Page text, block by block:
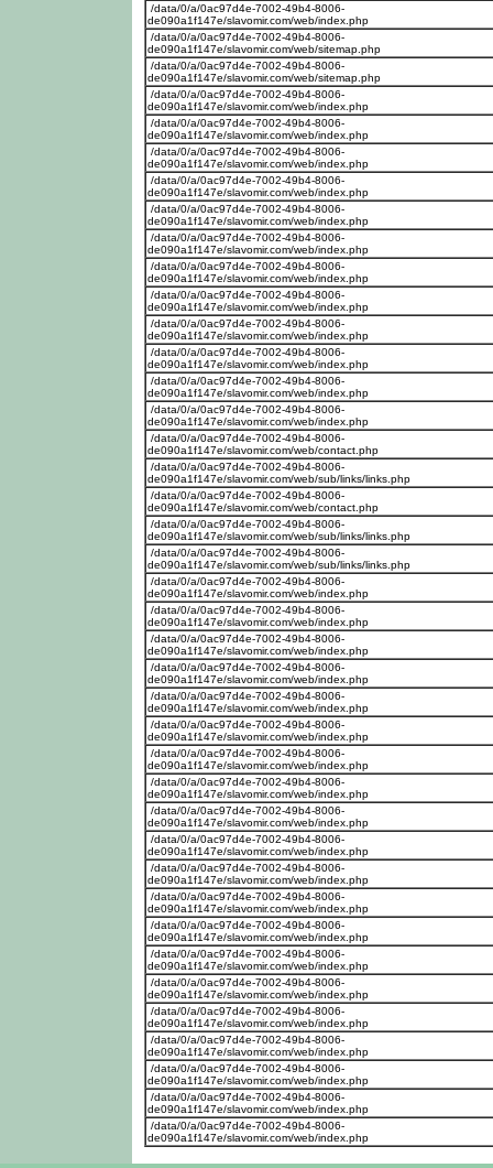
/data/0/a/0ac97d4e-7002-49b4-8006-
de090a1f147e/slavomir.com/web/index.php
/data/0/a/0ac97d4e-7002-49b4-8006-
de090a1f147e/slavomir.com/web/sitemap.php
/data/0/a/0ac97d4e-7002-49b4-8006-
de090a1f147e/slavomir.com/web/sitemap.php
/data/0/a/0ac97d4e-7002-49b4-8006-
de090a1f147e/slavomir.com/web/index.php
/data/0/a/0ac97d4e-7002-49b4-8006-
de090a1f147e/slavomir.com/web/index.php
/data/0/a/0ac97d4e-7002-49b4-8006-
de090a1f147e/slavomir.com/web/index.php
/data/0/a/0ac97d4e-7002-49b4-8006-
de090a1f147e/slavomir.com/web/index.php
/data/0/a/0ac97d4e-7002-49b4-8006-
de090a1f147e/slavomir.com/web/index.php
/data/0/a/0ac97d4e-7002-49b4-8006-
de090a1f147e/slavomir.com/web/index.php
/data/0/a/0ac97d4e-7002-49b4-8006-
de090a1f147e/slavomir.com/web/index.php
/data/0/a/0ac97d4e-7002-49b4-8006-
de090a1f147e/slavomir.com/web/index.php
/data/0/a/0ac97d4e-7002-49b4-8006-
de090a1f147e/slavomir.com/web/index.php
/data/0/a/0ac97d4e-7002-49b4-8006-
de090a1f147e/slavomir.com/web/index.php
/data/0/a/0ac97d4e-7002-49b4-8006-
de090a1f147e/slavomir.com/web/index.php
/data/0/a/0ac97d4e-7002-49b4-8006-
de090a1f147e/slavomir.com/web/index.php
/data/0/a/0ac97d4e-7002-49b4-8006-
de090a1f147e/slavomir.com/web/contact.php
/data/0/a/0ac97d4e-7002-49b4-8006-
de090a1f147e/slavomir.com/web/sub/links/links.php
/data/0/a/0ac97d4e-7002-49b4-8006-
de090a1f147e/slavomir.com/web/contact.php
/data/0/a/0ac97d4e-7002-49b4-8006-
de090a1f147e/slavomir.com/web/sub/links/links.php
/data/0/a/0ac97d4e-7002-49b4-8006-
de090a1f147e/slavomir.com/web/sub/links/links.php
/data/0/a/0ac97d4e-7002-49b4-8006-
de090a1f147e/slavomir.com/web/index.php
/data/0/a/0ac97d4e-7002-49b4-8006-
de090a1f147e/slavomir.com/web/index.php
/data/0/a/0ac97d4e-7002-49b4-8006-
de090a1f147e/slavomir.com/web/index.php
/data/0/a/0ac97d4e-7002-49b4-8006-
de090a1f147e/slavomir.com/web/index.php
/data/0/a/0ac97d4e-7002-49b4-8006-
de090a1f147e/slavomir.com/web/index.php
/data/0/a/0ac97d4e-7002-49b4-8006-
de090a1f147e/slavomir.com/web/index.php
/data/0/a/0ac97d4e-7002-49b4-8006-
de090a1f147e/slavomir.com/web/index.php
/data/0/a/0ac97d4e-7002-49b4-8006-
de090a1f147e/slavomir.com/web/index.php
/data/0/a/0ac97d4e-7002-49b4-8006-
de090a1f147e/slavomir.com/web/index.php
/data/0/a/0ac97d4e-7002-49b4-8006-
de090a1f147e/slavomir.com/web/index.php
/data/0/a/0ac97d4e-7002-49b4-8006-
de090a1f147e/slavomir.com/web/index.php
/data/0/a/0ac97d4e-7002-49b4-8006-
de090a1f147e/slavomir.com/web/index.php
/data/0/a/0ac97d4e-7002-49b4-8006-
de090a1f147e/slavomir.com/web/index.php
/data/0/a/0ac97d4e-7002-49b4-8006-
de090a1f147e/slavomir.com/web/index.php
/data/0/a/0ac97d4e-7002-49b4-8006-
de090a1f147e/slavomir.com/web/index.php
/data/0/a/0ac97d4e-7002-49b4-8006-
de090a1f147e/slavomir.com/web/index.php
/data/0/a/0ac97d4e-7002-49b4-8006-
de090a1f147e/slavomir.com/web/index.php
/data/0/a/0ac97d4e-7002-49b4-8006-
de090a1f147e/slavomir.com/web/index.php
/data/0/a/0ac97d4e-7002-49b4-8006-
de090a1f147e/slavomir.com/web/index.php
/data/0/a/0ac97d4e-7002-49b4-8006-
de090a1f147e/slavomir.com/web/index.php